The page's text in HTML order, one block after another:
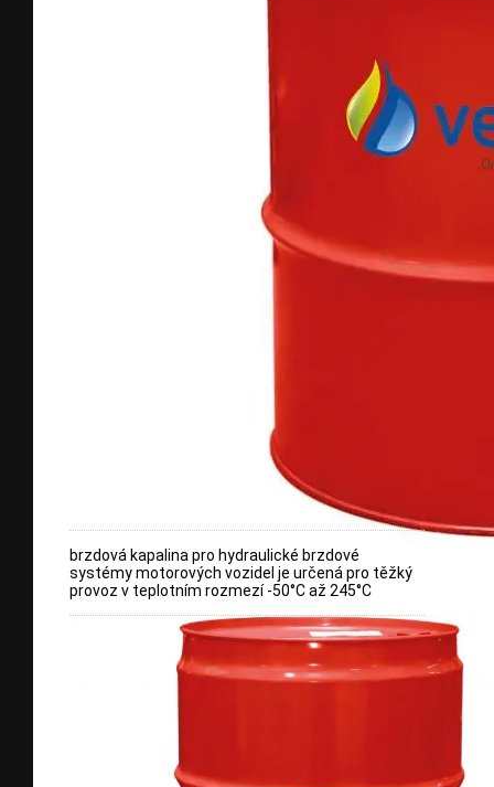
brzdová kapalina pro hydraulické brzdové
systémy motorových vozidel je určená pro těžký
provoz v teplotním rozmezí -50°C až 245°C